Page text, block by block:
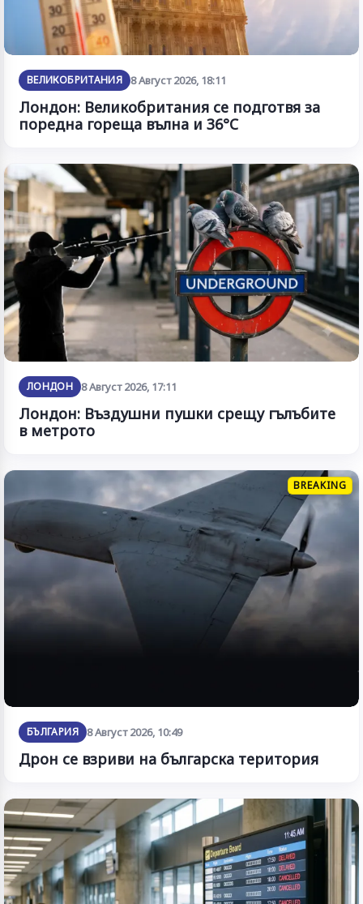
ВЕЛИКОБРИТАНИЯ 8 Август 2026, 18:11
Лондон: Великобритания се подготвя за
поредна гореща вълна и 36°C
ЛОНДОН 8 Август 2026, 17:11
Лондон: Въздушни пушки срещу гълъбите
в метрото
BREAKING
БЪЛГАРИЯ 8 Август 2026, 10:49
Дрон се взриви на българска територия